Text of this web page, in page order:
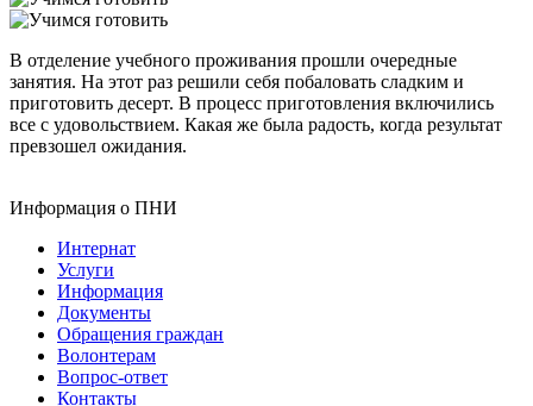
В отделение учебного проживания прошли очередные
занятия. На этот раз решили себя побаловать сладким и
приготовить десерт. В процесс приготовления включились
все с удовольствием. Какая же была радость, когда результат
превзошел ожидания.
Информация о ПНИ
Интернат
Услуги
Информация
Документы
Обращения граждан
Волонтерам
Вопрос-ответ
Контакты